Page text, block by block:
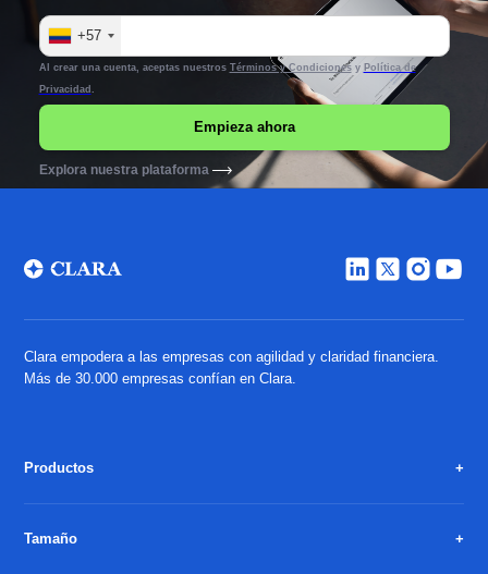
+57
Al crear una cuenta, aceptas nuestros Términos y Condicionesy Política de
Privacidad
Explora nuestra plataforma
Clara empodera a las empresas con agilidad y claridad financiera.
Más de 30.000 empresas confían en Clara.
Productos
Tamaño